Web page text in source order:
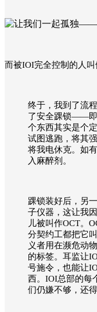
而被IOI完全控制的人叫
终于，我到了流
了安全踝锁——即
个东西其实是个
试图逃跑，将其
将我电休克。如
入麻醉剂。
踝锁装好后，另
子仪器，这让我
儿被叫作OCT。
分契约工都把它
义者用在濒危动
的标签。耳监让
号施令，也能让
西。IOI总部的每
们仍嫌不够，还